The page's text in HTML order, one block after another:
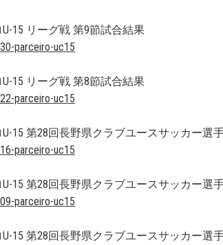
15 リーグ戦 第9節試合結果
parceiro-uc15
15 リーグ戦 第8節試合結果
parceiro-uc15
U-15 第28回長野県クラブユースサッカー選
parceiro-uc15
U-15 第28回長野県クラブユースサッカー選
parceiro-uc15
U-15 第28回長野県クラブユースサッカー選